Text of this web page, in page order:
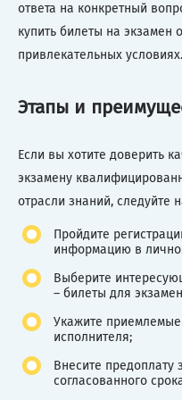
ответа на конкретный
купить билеты на экзамен
привлекательных условиях.
Этапы и
Если вы хотите доверить
экзамену
отрасли знаний,
Пройдите
информацию в
Выберите
– билеты для
Укажите приемлемые
исполнителя;
Внесите предоплату
согласованного